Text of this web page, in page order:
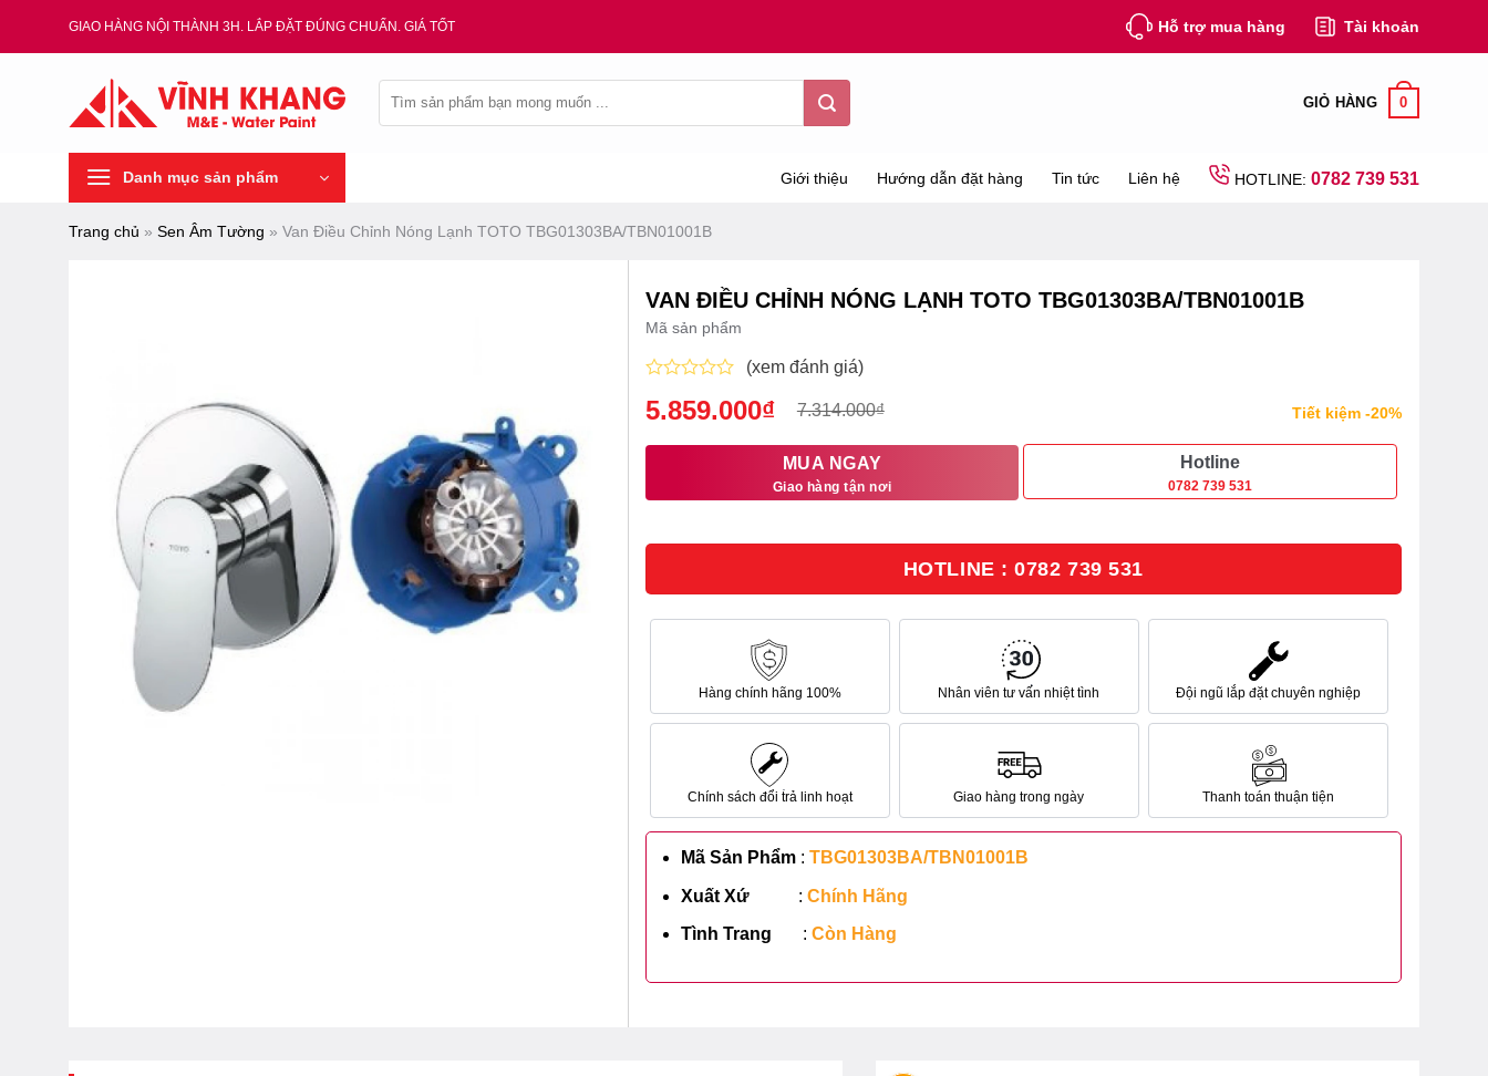
GIAO HÀNG NỘI THÀNH 3H. LẮP ĐẶT ĐÚNG CHUẨN. GIÁ TỐT Hỗ trợ mua hàng Tài khoản
kiếm:
GIỎ HÀNG 0
Danh mục sản phẩm Giới thiệu Hướng dẫn đặt hàng Tin tức Liên hệ HOTLINE: 0782 739 531
Trang chủ » Sen Âm Tường » Van Điều Chỉnh Nóng Lạnh TOTO TBG01303BA/TBN01001B
VAN ĐIỀU CHỈNH NÓNG LẠNH TOTO TBG01303BA/TBN01001B
Mã sản phẩm
xếp
0
(xem đánh giá)
7.314.000₫
Giá
5.859.000₫
Giá
Tiết kiệm -20%
MUA NGAY
Giao hàng tận nơi
Hotline
0782 739 531
HOTLINE : 0782 739 531
Hàng chính hãng 100% Nhân viên tư vấn nhiệt tình Đội ngũ lắp đặt chuyên nghiệp
Chính sách đổi trả linh hoạt Giao hàng trong ngày Thanh toán thuận tiện
Mã Sản Phẩm: TBG01303BA/TBN01001B
Xuất Xứ : Chính Hãng
Tình Trang : Còn Hàng